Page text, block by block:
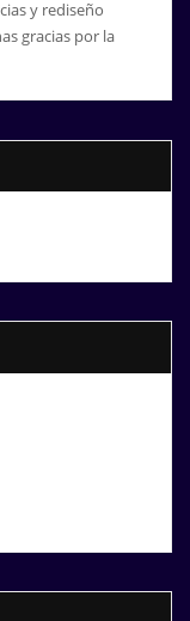
y rediseño
gracias por la